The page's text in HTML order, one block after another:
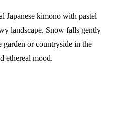
Japanese kimono with pastel
landscape. Snow falls gently
garden or countryside in the
ethereal mood.